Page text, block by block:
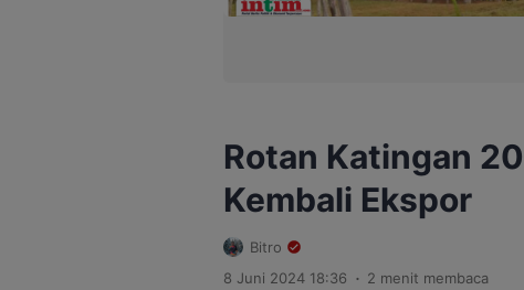
Rotan Katingan
Kembali Ekspor
Bitro
8 Juni 2024 18:36 . 2 menit membaca